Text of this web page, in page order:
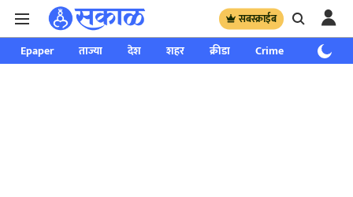
सबस्क्राईब
Epaper ताज्या देश शहर क्रीडा Crime साप्ताहिक